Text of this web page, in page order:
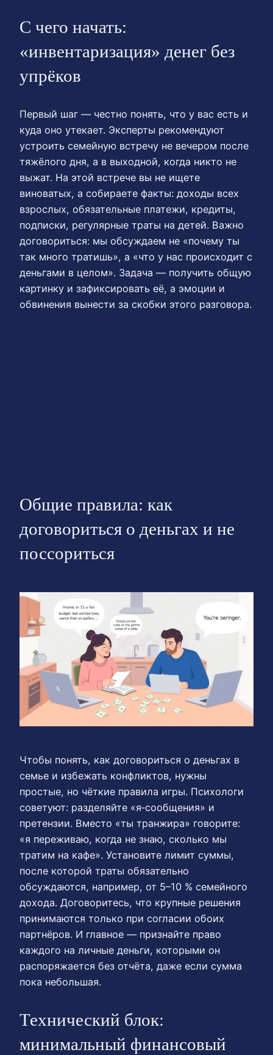
С чего начать:
«инвентаризация» денег без
упрёков
Первый шаг — честно понять, что у вас есть и
куда оно утекает. Эксперты рекомендуют
устроить семейную встречу не вечером после
тяжёлого дня, а в выходной, когда никто не
выжат. На этой встрече вы не ищете
виноватых, а собираете факты: доходы всех
взрослых, обязательные платежи, кредиты,
подписки, регулярные траты на детей. Важно
договориться: мы обсуждаем не «почему ты
так много тратишь», а «что у нас происходит с
деньгами в целом». Задача — получить общую
картинку и зафиксировать её, а эмоции и
обвинения вынести за скобки этого разговора.
Общие правила: как
договориться о деньгах и не
поссориться
Чтобы понять, как договориться о деньгах в
семье и избежать конфликтов, нужны
простые, но чёткие правила игры. Психологи
советуют: разделяйте «я‑сообщения» и
претензии. Вместо «ты транжира» говорите:
«я переживаю, когда не знаю, сколько мы
тратим на кафе». Установите лимит суммы,
после которой траты обязательно
обсуждаются, например, от 5–10 % семейного
дохода. Договоритесь, что крупные решения
принимаются только при согласии обоих
партнёров. И главное — признайте право
каждого на личные деньги, которыми он
распоряжается без отчёта, даже если сумма
пока небольшая.
Технический блок:
минимальный финансовый